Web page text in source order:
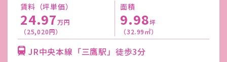
賃料（坪単価）
24.97万円
（25,020円）
面積
9.98坪
（32.99㎡）
JR中央本線「三鷹駅」徒歩3分